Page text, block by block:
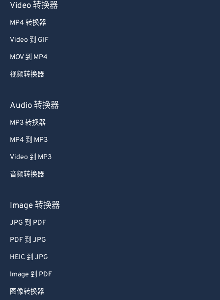
Video 转换器
MP4 转换器
Video 到 GIF
MOV 到 MP4
视频转换器
Audio 转换器
MP3 转换器
MP4 到 MP3
Video 到 MP3
音频转换器
Image 转换器
JPG 到 PDF
PDF 到 JPG
HEIC 到 JPG
Image 到 PDF
图像转换器